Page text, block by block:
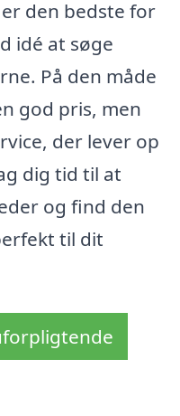
den bedste for
idé at søge
På den måde
god pris, men
der lever op
dig tid til at
og find den
til dit